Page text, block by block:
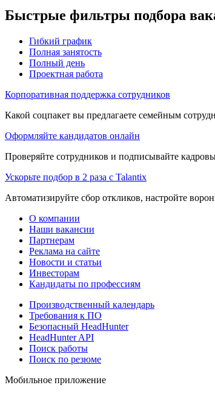
Быстрые фильтры подбора
Гибкий график
Полная занятость
Полный день
Проектная работа
Корпоративная поддержка сотрудников
Какой соцпакет вы предлагаете семейным
Оформляйте кандидатов онлайн
Проверяйте сотрудников и подписывайте
Ускорьте подбор в 2 раза с Talantix
Автоматизируйте сбор откликов, настройте
О компании
Наши вакансии
Партнерам
Реклама на сайте
Новости и статьи
Инвесторам
Кандидаты по профессиям
Производственный календарь
Требования к ПО
Безопасный HeadHunter
HeadHunter API
Поиск работы
Поиск по резюме
Мобильное приложение